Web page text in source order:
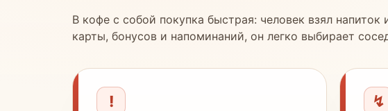
В кофе с собой покупка быстрая: человек взял напиток
карты, бонусов и напоминаний, он легко выбирает
! ↯